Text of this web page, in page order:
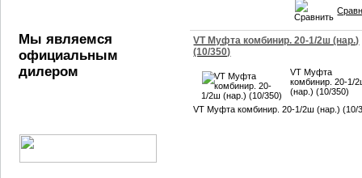
Мы являемся
официальным
дилером
VT Муфта комбинир. 20-1/2ш (нар.)
(10/350)
VT Муфта
комбинир. 20-1/
(нар.) (10/350)
VT Муфта комбинир. 20-1/2ш (нар.) (10/